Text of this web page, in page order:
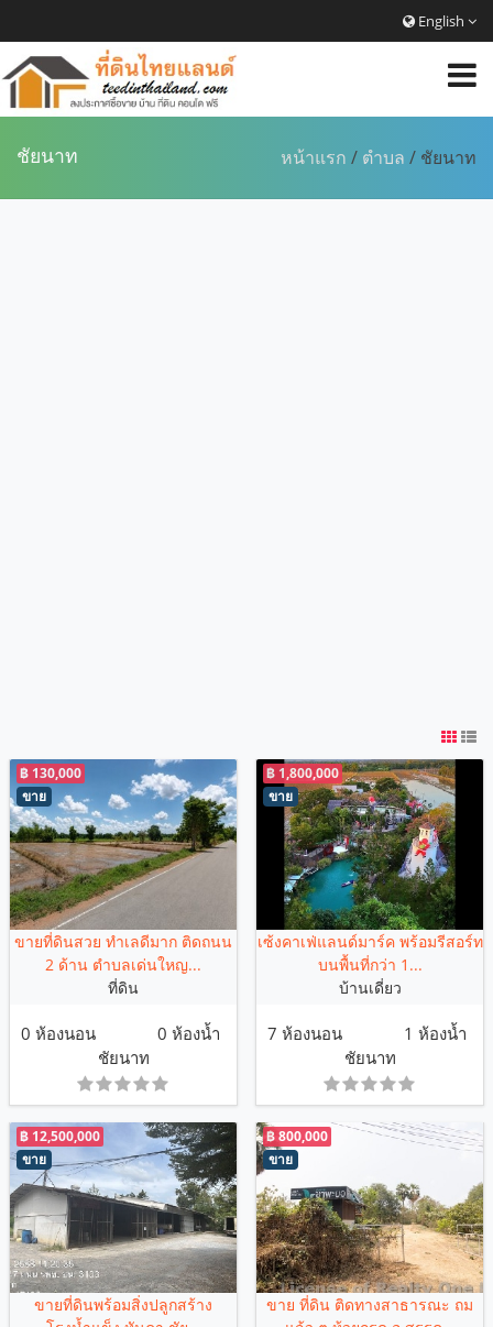
English
ชัยนาท หน้าแรก / ตำบล / ชัยนาท
ขาย
฿ 130,000
ขายที่ดินสวย ทำเลดีมาก ติดถนน
2 ด้าน ตำบลเด่นใหญ...
ที่ดิน
0 ห้องนอน
0 ห้องน้ำ
ชัยนาท
ขาย
฿ 1,800,000
เซ้งคาเฟ่แลนด์มาร์ค พร้อมรีสอร์ท
บนพื้นที่กว่า 1...
บ้านเดี่ยว
7 ห้องนอน
1 ห้องน้ำ
ชัยนาท
ขาย
฿ 12,500,000
ขายที่ดินพร้อมสิ่งปลูกสร้าง
ขาย
฿ 800,000
ขาย ที่ดิน ติดทางสาธารณะ ถม